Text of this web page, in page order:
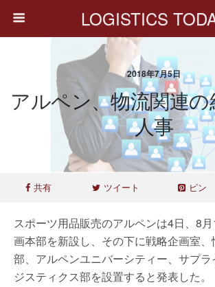
LOGISTICS
2018年7月5日
アルペン、物流関連の
人事
共有 ツイート ピン
スポーツ用品販売のアルペンは4日、8
画本部を新設し、その下に戦略企画室
部、アルペンユニバーシティー、サプラ
ジスティクス部を設置すると発表した。